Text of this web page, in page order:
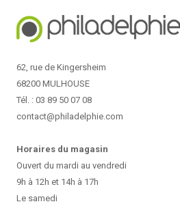
62, rue de Kingersheim
68200 MULHOUSE
Tél. : 03 89 50 07 08
contact@philadelphie.com
Horaires du magasin
Ouvert du mardi au vendredi
9h à 12h et 14h à 17h
Le samedi